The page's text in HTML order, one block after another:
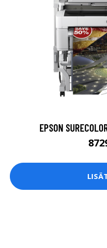
EPSON